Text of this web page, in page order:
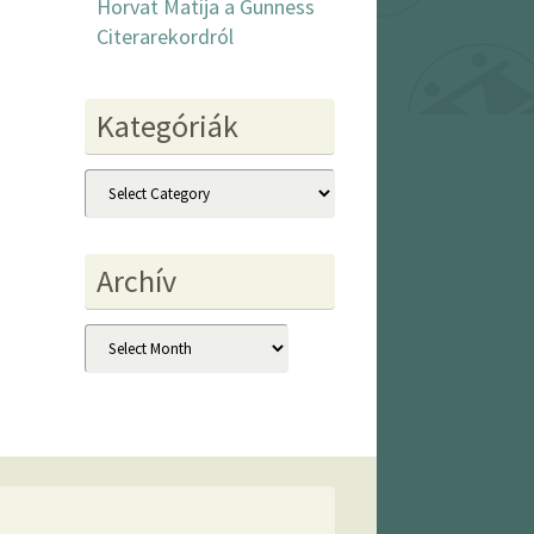
Horvat Matija a Gunness
Citerarekordról
Kategóriák
Kategóriák
Archív
Archív